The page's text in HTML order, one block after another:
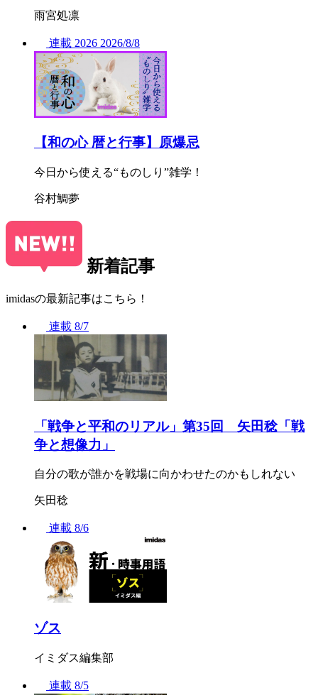
雨宮処凛
連載 2026 2026/8/8
【和の心 暦と行事】原爆忌
今日から使える“ものしり”雑学！
谷村鯛夢
新着記事
imidasの最新記事はこちら！
連載 8/7
「戦争と平和のリアル」第35回 矢田稔「戦
争と想像力」
自分の歌が誰かを戦場に向かわせたのかもしれない
矢田稔
連載 8/6
ゾス
イミダス編集部
連載 8/5